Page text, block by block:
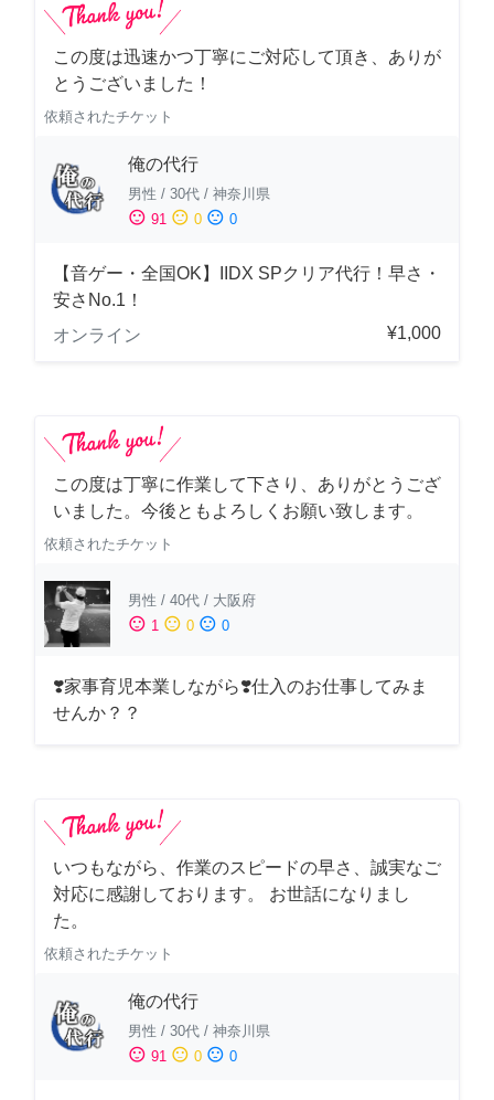
この度は迅速かつ丁寧にご対応して頂き、ありが
とうございました！
依頼されたチケット
俺の代行
男性 / 30代 / 神奈川県
sentiment_satisfied 91 sentiment_neutral 0 sentiment_dissatisfied 0
【音ゲー・全国OK】IIDX SPクリア代行！早さ・
安さNo.1！
オンライン
¥1,000
この度は丁寧に作業して下さり、ありがとうござ
いました。今後ともよろしくお願い致します。
依頼されたチケット
男性 / 40代 / 大阪府
sentiment_satisfied 1 sentiment_neutral 0 sentiment_dissatisfied 0
❣️家事育児本業しながら❣️仕入のお仕事してみま
せんか？？
いつもながら、作業のスピードの早さ、誠実なご
対応に感謝しております。 お世話になりまし
た。
依頼されたチケット
俺の代行
男性 / 30代 / 神奈川県
sentiment_satisfied 91 sentiment_neutral 0 sentiment_dissatisfied 0